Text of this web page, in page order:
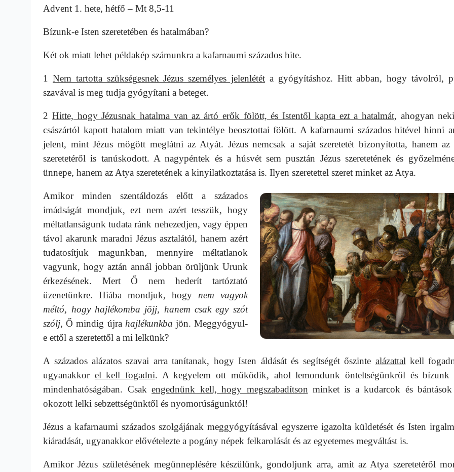
Advent 1. hete, hétfő – Mt 8,5-11
Bízunk-e Isten szeretetében és hatalmában?
Két ok miatt lehet példakép számunkra a kafarnaumi százados hite.
1 Nem tartotta szükségesnek Jézus személyes jelenlétét a gyógyításhoz. Hitt abban, hogy távolról,
szavával is meg tudja gyógyítani a beteget.
2 Hitte, hogy Jézusnak hatalma van az ártó erők fölött, és Istentől kapta ezt a hatalmát, ahogyan
császártól kapott hatalom miatt van tekintélye beosztottai fölött. A kafarnaumi százados hitével hinni
jelent, mint Jézus mögött meglátni az Atyát. Jézus nemcsak a saját szeretetét bizonyította, hanem az
szeretetéről is tanúskodott. A nagypéntek és a húsvét sem pusztán Jézus szeretetének és
ünnepe, hanem az Atya szeretetének a kinyilatkoztatása is. Ilyen szeretettel szeret minket az Atya.
Amikor minden szentáldozás előtt a százados
imádságát mondjuk, ezt nem azért tesszük, hogy
méltatlanságunk tudata ránk nehezedjen, vagy éppen
távol akarunk maradni Jézus asztalától, hanem azért
tudatosítjuk magunkban, mennyire méltatlanok
vagyunk, hogy aztán annál jobban örüljünk Urunk
érkezésének. Mert Ő nem hederít tartóztató
üzenetünkre. Hiába mondjuk, hogy nem vagyok
méltó, hogy hajlékomba jöjj, hanem csak egy szót
szólj, Ő mindig újra hajlékunkba jön. Meggyógyul-
e ettől a szeretettől a mi lelkünk?
A százados alázatos szavai arra tanítanak, hogy Isten áldását és segítségét őszinte alázattal kell
ugyanakkor el kell fogadni. A kegyelem ott működik, ahol lemondunk önteltségünkről és bízunk
mindenhatóságában. Csakengednünk kell, hogy megszabadítson minket is a kudarcok és
okozott lelki sebzettségünktől és nyomorúságunktól!
Jézus a kafarnaumi százados szolgájának meggyógyításával egyszerre igazolta küldetését és Isten
kiáradását, ugyanakkor elővételezte a pogány népek felkarolását és az egyetemes megváltást is.
Amikor Jézus születésének megünneplésére készülünk, gondoljunk arra, amit az Atya szeretetéről